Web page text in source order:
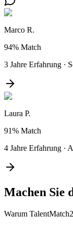
Marco R.
94% Match
3 Jahre Erfahrung ·
Laura P.
91% Match
4 Jahre Erfahrung ·
Machen Sie
Warum